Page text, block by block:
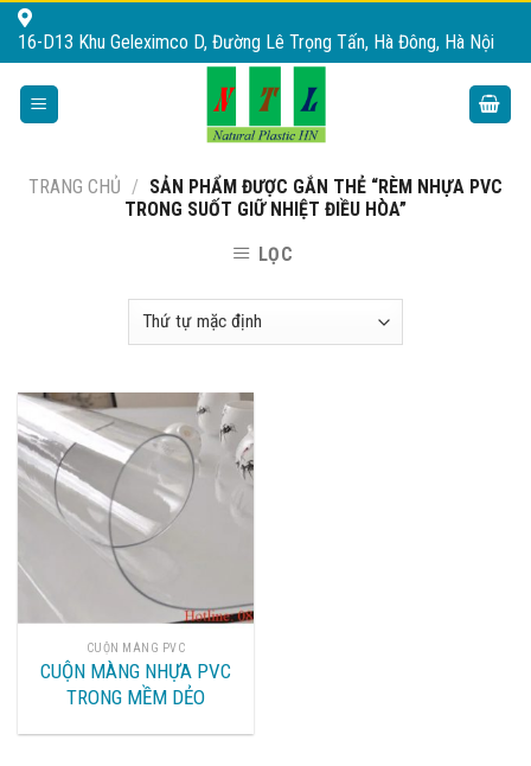
Skip
16-D13 Khu Geleximco D, Đường Lê Trọng Tấn, Hà Đông, Hà Nội
TRANG CHỦ / SẢN PHẨM ĐƯỢC GẮN THẺ “RÈM NHỰA PVC
TRONG SUỐT GIỮ NHIỆT ĐIỀU HÒA”
LỌC
CUỘN MÀNG PVC
CUỘN MÀNG NHỰA PVC
TRONG MỀM DẺO